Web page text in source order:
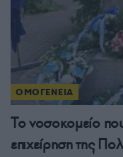
ΟΜΟΓΕΝΕΙΑ
Το νοσοκομείο
επιχείρηση της